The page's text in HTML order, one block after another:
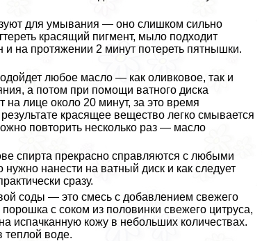
для умывания — оно слишком сильно
красящий пигмент, мыло подходит
на протяжении 2 минут потереть пятнышки.
любое масло — как оливковое, так и
а потом при помощи ватного диска
лице около 20 минут, за это время
красящее вещество легко смывается
повторить несколько раз — масло
спирта прекрасно справляются с любыми
нанести на ватный диск и как следует
сразу.
соды — это смесь с добавлением свежего
с соком из половинки свежего цитруса,
испачканную кожу в небольших количествах.
теплой воде.